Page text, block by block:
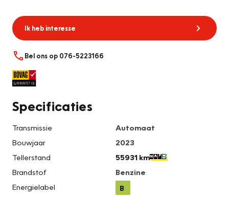
Ik heb interesse
Bel ons op 076-5223166
Specificaties
Transmissie
Automaat
Bouwjaar
2023
Tellerstand
55931 km
Brandstof
Benzine
Energielabel
B